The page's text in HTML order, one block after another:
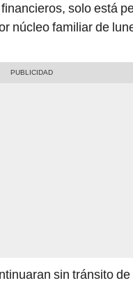
solo está
núcleo familiar de
sin tránsito